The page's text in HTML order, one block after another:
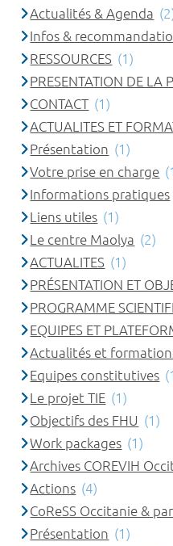
Actualités & Agenda
Infos &
RESSOURCES (1)
PRESENTATION DE LA
CONTACT (1)
ACTUALITES ET
Présentation (1)
Votre prise en charge
Informations pratiques
Liens utiles (1)
Le centre Maolya (2)
ACTUALITES (1)
PRÉSENTATION ET
PROGRAMME
EQUIPES ET
Actualités et
Equipes constitutives
Le projet TIE (1)
Objectifs des FHU (1)
Work packages (1)
Archives COREVIH
Actions (4)
CoReSS Occitanie &
Présentation (1)